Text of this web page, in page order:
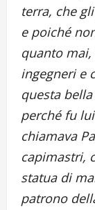
terra, che
e poiché
quanto
ingegneri e
questa
perché fu
chiamava
capimastri,
statua di
patrono